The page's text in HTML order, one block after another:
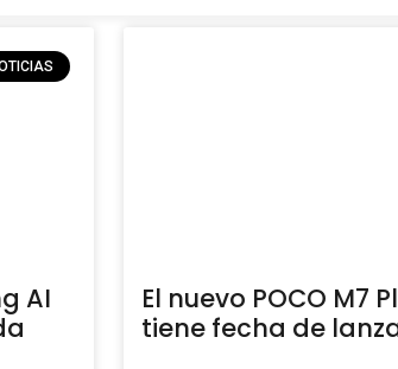
AI
El nuevo POCO M7
tiene fecha de